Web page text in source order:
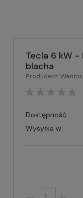
Tecla 6 kW -
blacha
Producent: Wentor
Dostępność:
Wysyłka w: